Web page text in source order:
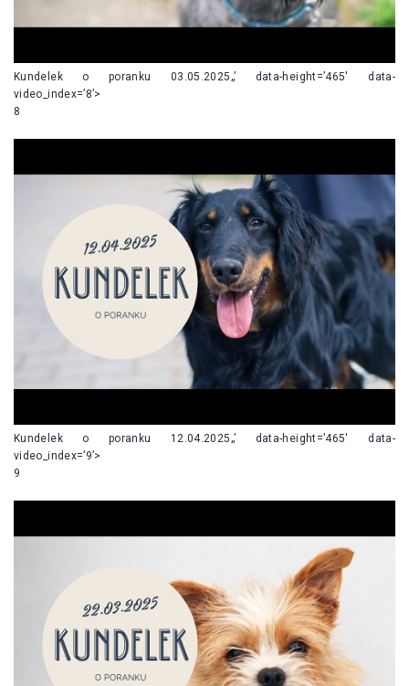
Kundelek o poranku 03.05.2025„’ data-height=’465′ data-
video_index=’8’>
8
Kundelek o poranku 12.04.2025„’ data-height=’465′ data-
video_index=’9’>
9